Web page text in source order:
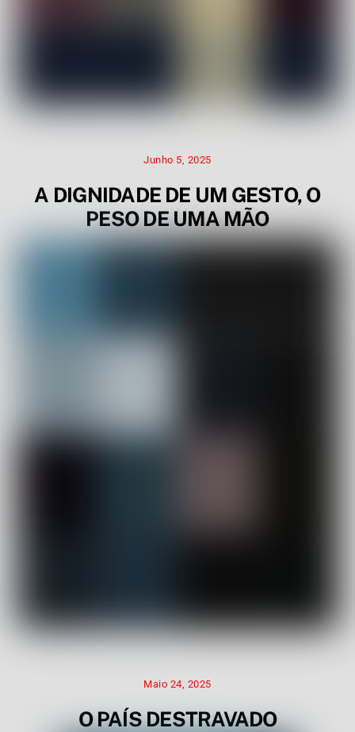
Junho 5, 2025
A DIGNIDADE DE UM GESTO, O
PESO DE UMA MÃO
Maio 24, 2025
O PAÍS DESTRAVADO